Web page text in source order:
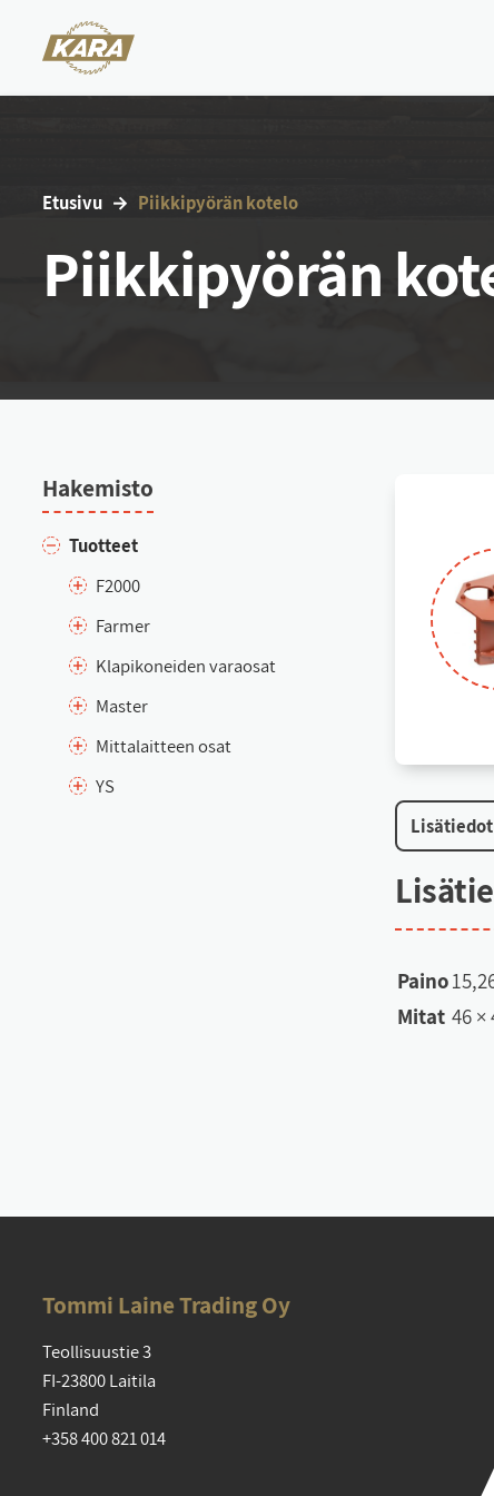
Etu­si­vu Piik­ki­pyö­rän ko­te­lo
Piikkipyörän
Ha­ke­mis­to
Tuot­teet
F2000
Far­mer
Kla­pi­ko­nei­den va­rao­sat
Mas­ter
Mit­ta­lait­teen osat
YS
Li­sä­tie­dot
Paino
Mitat 46 ×
Tom­mi Lai­ne Tra­ding Oy
Teol­li­suus­tie 3
FI-23800 Lai­ti­la
Fin­land
+358 400 821 014